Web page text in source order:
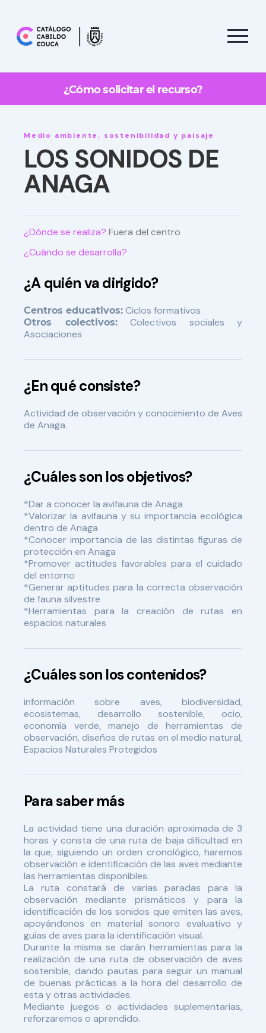
Medio ambiente, sostenibilidad y paisaje
LOS SONIDOS DE
ANAGA
¿Dónde se realiza? Fuera del centro
¿Cuándo se desarrolla?
¿A quién va dirigido?
Centros educativos: Ciclos formativos
Otros colectivos:Colectivos sociales y
Asociaciones
¿En qué consiste?
Actividad de observación y conocimiento de Aves
de Anaga.
¿Cuáles son los objetivos?
*Dar a conocer la avifauna de Anaga
*Valorizar la avifauna y su importancia ecológica
dentro de Anaga
*Conocer importancia de las distintas figuras de
protección en Anaga
*Promover actitudes favorables para el cuidado
del entorno
*Generar aptitudes para la correcta observación
de fauna silvestre
*Herramientas para la creación de rutas en
espacios naturales
¿Cuáles son los contenidos?
información sobre aves, biodiversidad,
ecosistemas, desarrollo sostenible, ocio,
economía verde, manejo de herramientas de
observación, diseños de rutas en el medio natural,
Espacios Naturales Protegidos
Para saber más
La actividad tiene una duración aproximada de 3
horas y consta de una ruta de baja dificultad en
la que, siguiendo un orden cronológico, haremos
observación e identificación de las aves mediante
las herramientas disponibles.
La ruta constará de varias paradas para la
observación mediante prismáticos y para la
identificación de los sonidos que emiten las aves,
apoyándonos en material sonoro evaluativo y
guías de aves para la identificación visual.
Durante la misma se darán herramientas para la
realización de una ruta de observación de aves
sostenible, dando pautas para seguir un manual
de buenas prácticas a la hora del desarrollo de
esta y otras actividades.
Mediante juegos o actividades suplementarias,
reforzaremos o aprendido.
¿Cómo solicitar el recurso?